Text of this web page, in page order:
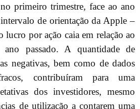
primeiro trimestre, face ao ano
de orientação da Apple –
lucro por ação caia em relação ao
passado. A quantidade de
negativas, bem como de dados
contribuíram para uma
dos investidores, mesmo
de utilização a contarem uma